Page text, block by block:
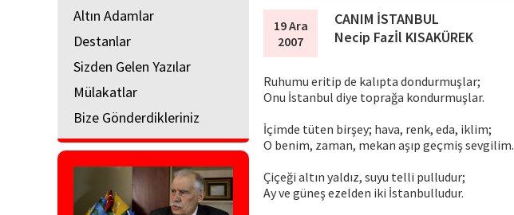
Altın Adamlar
Destanlar
Sizden Gelen Yazılar
Mülakatlar
Bize Gönderdikleriniz
19 Ara
2007
CANIM İSTANBUL
Necip Fazİl KISAKÜREK
Ruhumu eritip de kalıpta dondurmuşlar;
Onu İstanbul diye toprağa kondurmuşlar.
İçimde tüten birşey; hava, renk, eda, iklim;
O benim, zaman, mekan aşıp geçmiş sevgilim.
Çiçeği altın yaldız, suyu telli pulludur;
Ay ve güneş ezelden iki İstanbulludur.